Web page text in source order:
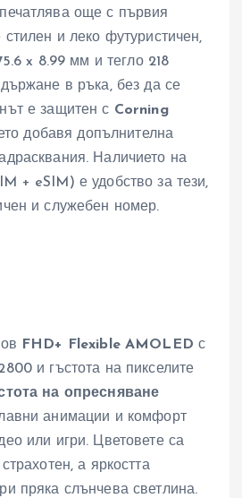
още с първия
стилен и леко футуристичен,
x 8.99 мм и тегло 218
в ръка, без да се
е защитен с Corning
добавя допълнителна
Наличието на
+ eSIM) е удобство за тези,
и служебен номер.
FHD+ Flexible AMOLED с
и гъстота на пикселите
на опресняване
анимации и комфорт
или игри. Цветовете са
а яркостта
пряка слънчева светлина.